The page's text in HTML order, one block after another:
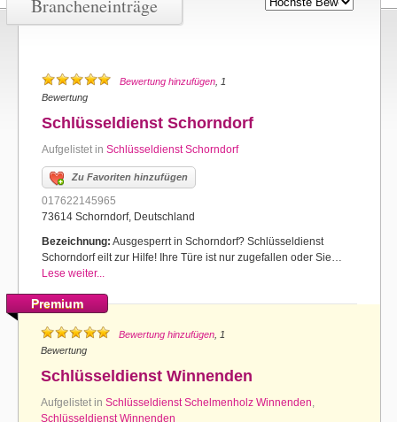
Brancheneinträge
Bewertung hinzufügen , 1
Bewertung
Schlüsseldienst Schorndorf
Aufgelistet in Schlüsseldienst Schorndorf
Zu Favoriten hinzufügen
017622145965
73614 Schorndorf, Deutschland
Bezeichnung: Ausgesperrt in Schorndorf? Schlüsseldienst
Schorndorf eilt zur Hilfe! Ihre Türe ist nur zugefallen oder Sie…
Lese weiter...
Premium
Bewertung hinzufügen , 1
Bewertung
Schlüsseldienst Winnenden
Aufgelistet in Schlüsseldienst Schelmenholz Winnenden,
Schlüsseldienst Winnenden